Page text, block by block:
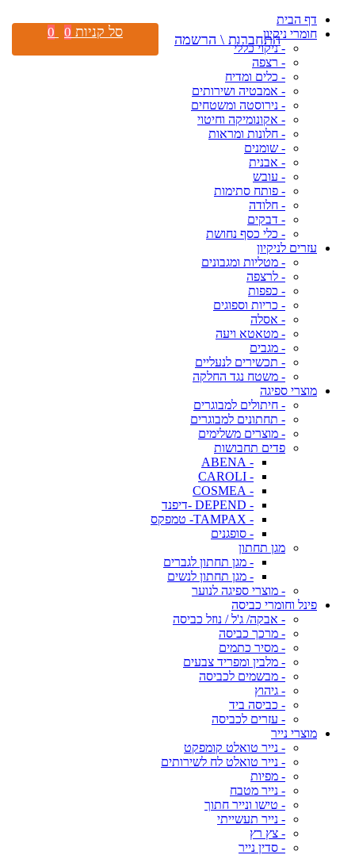
דף הבית
חומרי ניקיון
- ניקוי כללי
- רצפה
- כלים ומדיח
- אמבטיה ושירותים
- נירוסטה ומשטחים
- אקונומיקה וחיטוי
- חלונות ומראות
- שומנים
- אבנית
- עובש
- פותח סתימות
- חלודה
- דבקים
- כלי כסף נחושת
עזרים לניקיון
- מטליות ומגבונים
- לרצפה
- כפפות
- כריות וספוגים
- אסלה
- מטאטא ויעה
- מגבים
- תכשירים לנעליים
- משטח נגד החלקה
מוצרי ספיגה
- חיתולים למבוגרים
- תחתונים למבוגרים
- מוצרים משלימים
פדים תחבושות
- ABENA
- CAROLI
- COSMEA
- DEPEND -דיפנד
- TAMPAX- טמפקס
- סופגנים
מגן תחתון
- מגן תחתון לגברים
- מגן תחתון לנשים
- מוצרי ספיגה לנוער
פינל וחומרי כביסה
- אבקה/ ג'ל / נוזל כביסה
- מרכך כביסה
- מסיר כתמים
- מלבין ומפריד צבעים
- מבשמים לכביסה
- גיהוץ
- כביסה ביד
- עזרים לכביסה
מוצרי נייר
- נייר טואלט קומפקט
- נייר טואלט לח לשירותים
- מפיות
- נייר מטבח
- טישו ונייר חתוך
- נייר תעשייתי
- צץ רץ
- סדין נייר
התחברות \ הרשמה סל קניות 0
0